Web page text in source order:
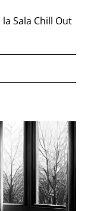
Sala Chill Out